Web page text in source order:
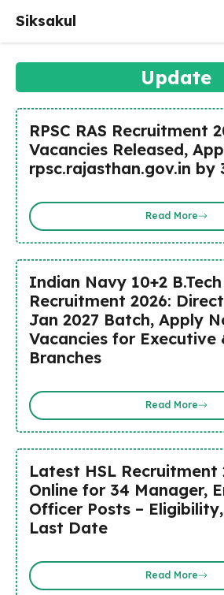
content
Siksakul
Update
RPSC RAS Recruitment
Vacancies Released,
rpsc.rajasthan.gov.in by
Read More
Indian Navy 10+2
Recruitment 2026:
Jan 2027 Batch, Apply
Vacancies for Executive
Branches
Read More
Latest HSL Recruitment
Online for 34 Manager,
Officer Posts –
Last Date
Read More